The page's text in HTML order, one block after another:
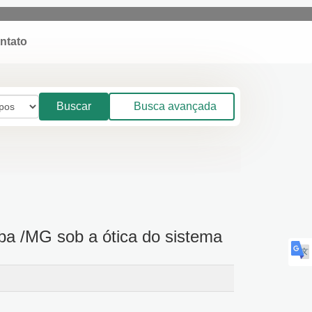
Buscar Busca avançada
/MG sob a ótica do